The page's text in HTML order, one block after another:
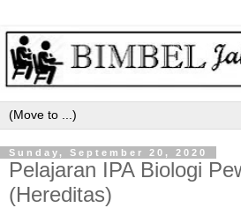
Sunday, September 20, 2020
Pelajaran IPA Biologi
(Hereditas)